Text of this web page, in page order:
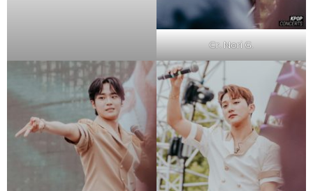
Cr. Nori G.